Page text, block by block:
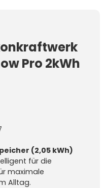
Pro 2kWh
4.6 von 5 Sternen
(2,05 kWh)
für die
maximale
Alltag.